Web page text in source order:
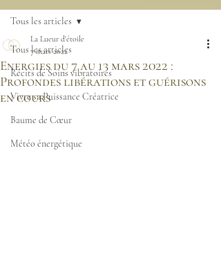
Tous les articles
Récits de Soins vibratoires
Vivre sa Puissance Créatrice
Baume de Cœur
Météo énergétique
Tous les articles
Energies du 7 au 13 mars 2022 :
Profondes libérations et guérisons
en cours
La Lueur d'étoile
7 mars 2022